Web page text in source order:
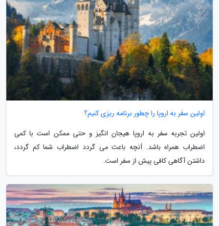
اولین سفر به اروپا را چطور برنامه ریزی کنیم؟
اولین تجربه سفر به اروپا هیجان انگیز و حتی ممکن است با کمی
اضطراب همراه باشد. آنچه باعث می گردد اضطراب شما کم گردد،
داشتن آگاهی کافی پیش از سفر است.